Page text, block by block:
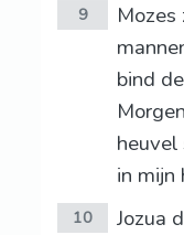
9
Mozes
bind
in mijn
10
Jozua